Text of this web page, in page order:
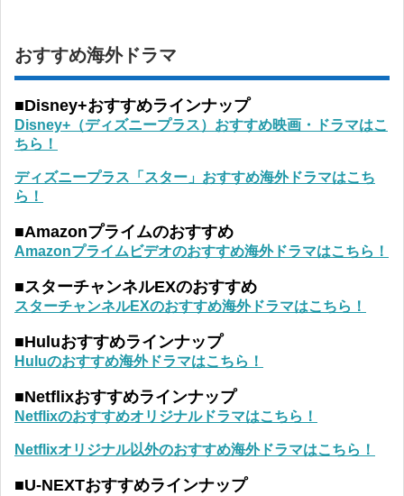
おすすめ海外ドラマ
■Disney+おすすめラインナップ
Disney+（ディズニープラス）おすすめ映画・ドラマはこ
ちら！
ディズニープラス「スター」おすすめ海外ドラマはこち
ら！
■Amazonプライムのおすすめ
Amazonプライムビデオのおすすめ海外ドラマはこちら！
■スターチャンネルEXのおすすめ
スターチャンネルEXのおすすめ海外ドラマはこちら！
■Huluおすすめラインナップ
Huluのおすすめ海外ドラマはこちら！
■Netflixおすすめラインナップ
Netflixのおすすめオリジナルドラマはこちら！
Netflixオリジナル以外のおすすめ海外ドラマはこちら！
■U-NEXTおすすめラインナップ